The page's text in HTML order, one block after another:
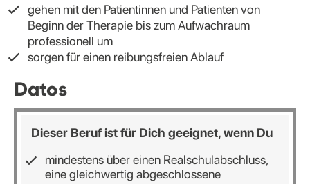
gehen mit den Patientinnen und Patienten von
Beginn der Therapie bis zum Aufwachraum
professionell um
sorgen für einen reibungsfreien Ablauf
Datos
Dieser Beruf ist für Dich geeignet, wenn Du
mindestens über einen Realschulabschluss,
eine gleichwertig abgeschlossene